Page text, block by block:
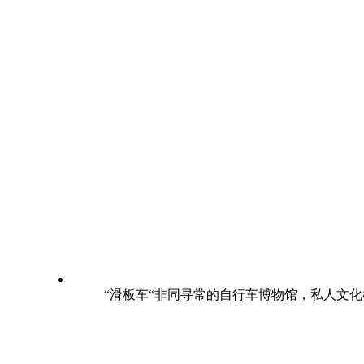
“滑板车“非同寻常的自行车博物馆，私人文